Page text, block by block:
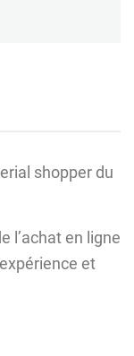
shopper du
l’achat en ligne
et